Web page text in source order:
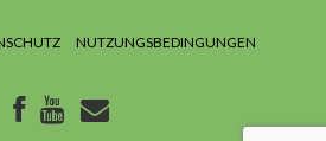
NUTZUNGSBEDINGUNGEN